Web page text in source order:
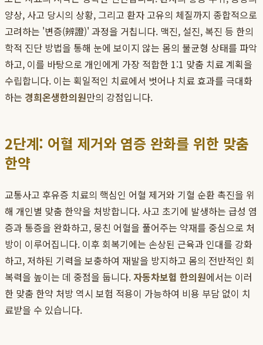
양상, 사고 당시의 상황, 그리고 환자 고유의 체질까지 종합적으로
고려하는 '변증(辨證)' 과정을 거칩니다. 맥진, 설진, 복진 등 한의
학적 진단 방법을 통해 눈에 보이지 않는 몸의 불균형 상태를 파악
하고, 이를 바탕으로 개인에게 가장 적합한 1:1 맞춤 치료 계획을
수립합니다. 이는 획일적인 치료에서 벗어나 치료 효과를 극대화
하는 경희온생한의원만의 강점입니다.
2단계: 어혈 제거와 염증 완화를 위한 맞춤
한약
교통사고 후유증 치료의 핵심인 어혈 제거와 기혈 순환 촉진을 위
해 개인별 맞춤 한약을 처방합니다. 사고 초기에 발생하는 급성 염
증과 통증을 완화하고, 뭉친 어혈을 풀어주는 약재를 중심으로 처
방이 이루어집니다. 이후 회복기에는 손상된 근육과 인대를 강화
하고, 저하된 기력을 보충하여 재발을 방지하고 몸의 전반적인 회
복력을 높이는 데 중점을 둡니다. 자동차보험 한의원에서는 이러
한 맞춤 한약 처방 역시 보험 적용이 가능하여 비용 부담 없이 치
료받을 수 있습니다.